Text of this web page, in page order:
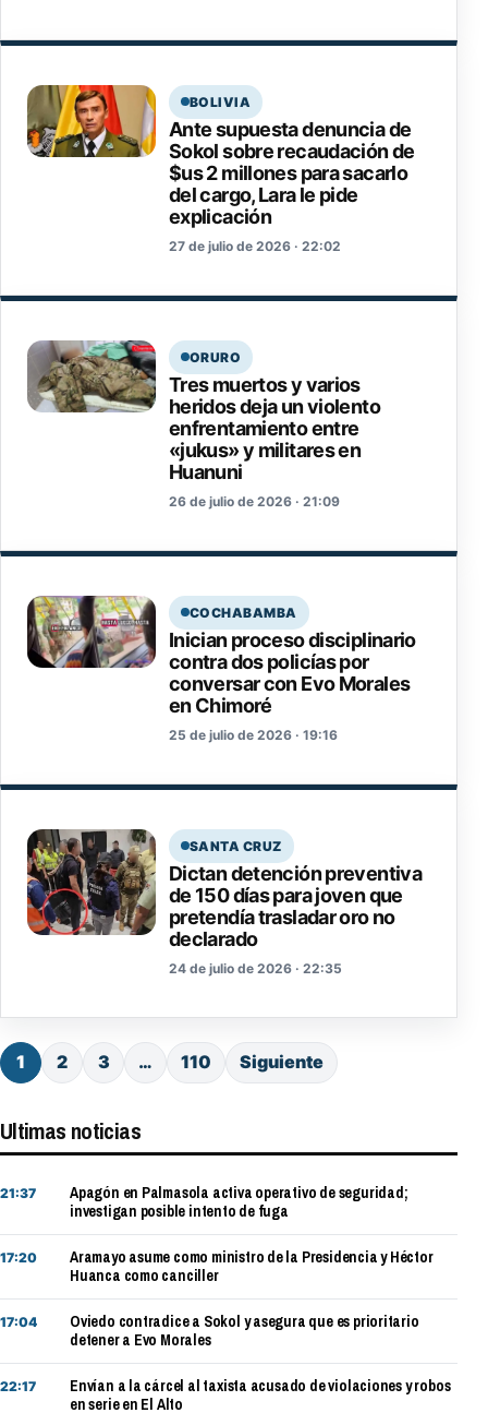
BOLIVIA
Ante supuesta denuncia de
Sokol sobre recaudación de
$us 2 millones para sacarlo
del cargo, Lara le pide
explicación
27 de julio de 2026 · 22:02
ORURO
Tres muertos y varios
heridos deja un violento
enfrentamiento entre
«jukus» y militares en
Huanuni
26 de julio de 2026 · 21:09
COCHABAMBA
Inician proceso disciplinario
contra dos policías por
conversar con Evo Morales
en Chimoré
25 de julio de 2026 · 19:16
SANTA CRUZ
Dictan detención preventiva
de 150 días para joven que
pretendía trasladar oro no
declarado
24 de julio de 2026 · 22:35
1 2 3 … 110 Siguiente
Ultimas noticias
21:37
Apagón en Palmasola activa operativo de seguridad;
investigan posible intento de fuga
17:20
Aramayo asume como ministro de la Presidencia y Héctor
Huanca como canciller
17:04
Oviedo contradice a Sokol y asegura que es prioritario
detener a Evo Morales
22:17
Envían a la cárcel al taxista acusado de violaciones y robos
en serie en El Alto